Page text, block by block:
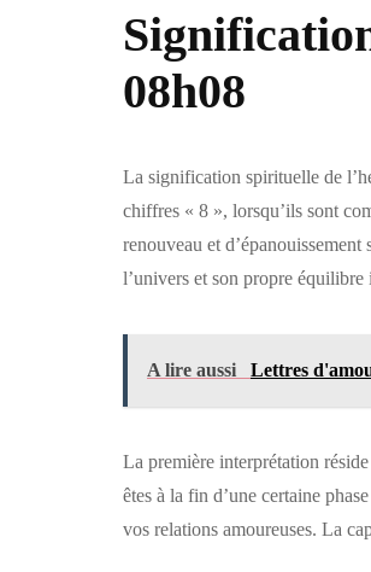
08h08
La signification spirituelle de
chiffres « 8 », lorsqu’ils sont
renouveau et
l’univers et son propre équilibre
A lire aussi Lettres
La première interprétation réside
êtes à la fin d’une certaine
vos relations amoureuses. La